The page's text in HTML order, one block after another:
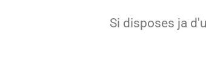
Si disposes ja